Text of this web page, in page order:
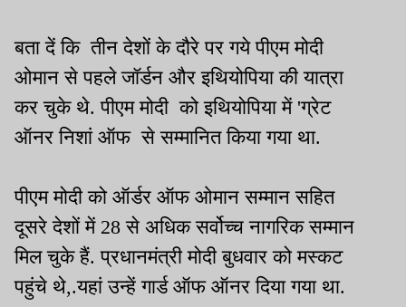
बता दें कि तीन देशों के दौरे पर गये पीएम मोदी
ओमान से पहले जॉर्डन और इथियोपिया की यात्रा
कर चुके थे. पीएम मोदी को इथियोपिया में 'ग्रेट
ऑनर निशां ऑफ से सम्मानित किया गया था.
पीएम मोदी को ऑर्डर ऑफ ओमान सम्मान सहित
दूसरे देशों में 28 से अधिक सर्वोच्च नागरिक सम्मान
मिल चुके हैं. प्रधानमंत्री मोदी बुधवार को मस्कट
पहुंचे थे,.यहां उन्हें गार्ड ऑफ ऑनर दिया गया था.